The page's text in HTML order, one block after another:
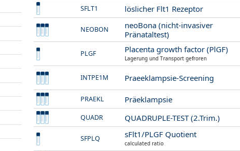
SFLT1 löslicher Flt1 Rezeptor
NEOBON
neoBona (nicht-invasiver
Pränataltest)
PLGF Placenta growth factor (PlGF)
Lagerung und Transport gefroren
INTPE1M Praeeklampsie-Screening
PRAEKL Präeklampsie
QUADR QUADRUPLE-TEST (2.Trim.)
SFPLQ sFlt1/PLGF Quotient
calculated ratio